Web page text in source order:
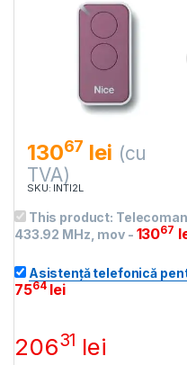
13067 lei (cu
TVA)
SKU: INTI2L
This product:
433.92 MHz, mov- 13067
Asistență telefonică
7564 lei
20631 lei